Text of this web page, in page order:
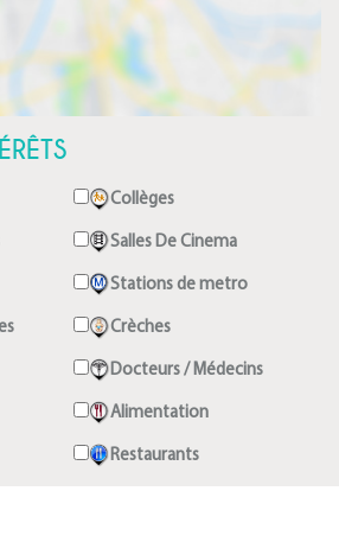
Collèges
Salles De Cinema
Stations de metro
Crèches
Docteurs / Médecins
Alimentation
Restaurants